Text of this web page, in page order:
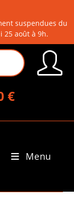
suspendues du
25 août à 9h.
€
Menu